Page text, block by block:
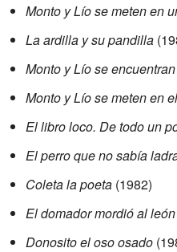
Monto y Lío se meten en
La ardilla y su pandilla
Monto y Lío se
Monto y Lío se meten en
El libro loco. De todo un
El perro que no sabía
Coleta la poeta (1982)
El domador mordió al león
Donosito el oso osado